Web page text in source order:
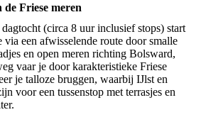
de Friese meren
(circa 8 uur inclusief stops) start
een afwisselende route door smalle
en open meren richting Bolsward,
vaar je door karakteristieke Friese
je talloze bruggen, waarbij IJlst en
voor een tussenstop met terrasjes en